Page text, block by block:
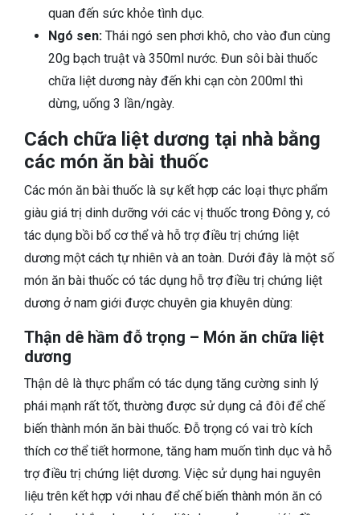
quan đến sức khỏe tình dục.
Ngó sen: Thái ngó sen phơi khô, cho vào đun cùng
20g bạch truật và 350ml nước. Đun sôi bài thuốc
chữa liệt dương này đến khi cạn còn 200ml thì
dừng, uống 3 lần/ngày.
Cách chữa liệt dương tại nhà bằng
các món ăn bài thuốc
Các món ăn bài thuốc là sự kết hợp các loại thực phẩm
giàu giá trị dinh dưỡng với các vị thuốc trong Đông y, có
tác dụng bồi bổ cơ thể và hỗ trợ điều trị chứng liệt
dương một cách tự nhiên và an toàn. Dưới đây là một số
món ăn bài thuốc có tác dụng hỗ trợ điều trị chứng liệt
dương ở nam giới được chuyên gia khuyên dùng:
Thận dê hầm đỗ trọng – Món ăn chữa liệt
dương
Thận dê là thực phẩm có tác dụng tăng cường sinh lý
phái mạnh rất tốt, thường được sử dụng cả đôi để chế
biến thành món ăn bài thuốc. Đỗ trọng có vai trò kích
thích cơ thể tiết hormone, tăng ham muốn tình dục và hỗ
trợ điều trị chứng liệt dương. Việc sử dụng hai nguyên
liệu trên kết hợp với nhau để chế biến thành món ăn có